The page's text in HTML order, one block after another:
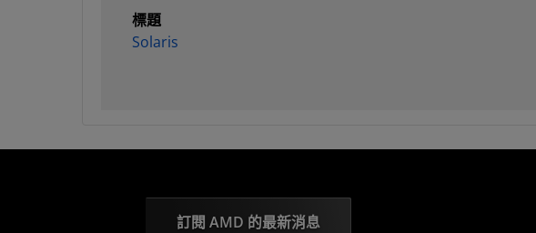
標題
Solaris
訂閱 AMD 的最新消息